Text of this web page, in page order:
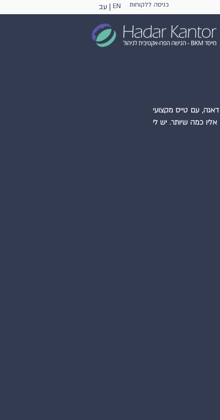
עב | EN כניסה ללקוחות